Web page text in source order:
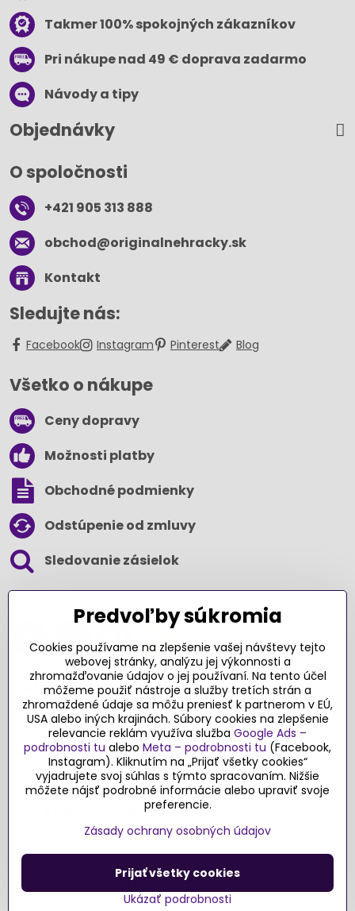
Takmer 100% spokojných zákazníkov
Pri nákupe nad 49 € doprava zadarmo
Návody a tipy
Objednávky
O spoločnosti
+421 905 313 888
obchod​@originalnehracky​.sk
Kontakt
Sledujte nás:
Facebook Instagram Pinterest Blog
Všetko o nákupe
Ceny dopravy
Možnosti platby
Obchodné podmienky
Odstúpenie od zmluvy
Sledovanie zásielok
SLEDUJTE NÁS NA SOCIÁLNYCH SIEŤACH
Ďakujeme za podporu
Sme slovenský e-shop​. Fungujeme len
vďaka vám – rodičom a všetkým, ktorí veria
v poctivý výber kvalitných hračiek s
pridanou hodnotou​. Každý nákup na
Originalnehracky​.sk je pre nás podporou a
motiváciou prinášať hračky a produkty,
ktoré majú zmysel​.
Predvoľby súkromiaZásady ochrany osobných údajov
Podmienky používania
Predvoľby súkromia
Cookies používame na zlepšenie vašej návštevy tejto
webovej stránky, analýzu jej výkonnosti a
zhromažďovanie údajov o jej používaní. Na tento účel
môžeme použiť nástroje a služby tretích strán a
zhromaždené údaje sa môžu preniesť k partnerom v EÚ,
USA alebo iných krajinách. Súbory cookies na zlepšenie
relevancie reklám využíva služba Google Ads –
podrobnosti tu alebo Meta – podrobnosti tu (Facebook,
Instagram). Kliknutím na „Prijať všetky cookies“
vyjadrujete svoj súhlas s týmto spracovaním. Nižšie
môžete nájsť podrobné informácie alebo upraviť svoje
preferencie.
Zásady ochrany osobných údajov
Ukázať podrobnosti
Prijať všetky cookies